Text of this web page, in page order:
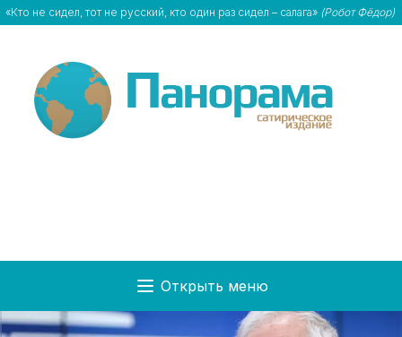
«Кто не сидел, тот не русский, кто один раз сидел – салага» (Робот Фёдор)
Открыть меню